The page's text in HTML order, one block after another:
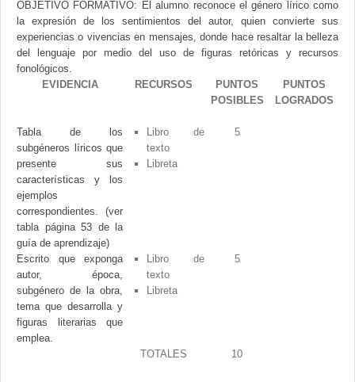
OBJETIVO FORMATIVO: El alumno reconoce el género lírico como
la expresión de los sentimientos del autor, quien convierte sus
experiencias o vivencias en mensajes, donde hace resaltar la belleza
del lenguaje por medio del uso de figuras retóricas y recursos
fonológicos.
EVIDENCIA
RECURSOS
PUNTOS
POSIBLES
PUNTOS
LOGRADOS
Tabla de los
subgéneros líricos que
presente sus
características y los
ejemplos
correspondientes. (ver
tabla página 53 de la
guía de aprendizaje)
Libro de
texto
Libreta
5
Escrito que exponga
autor, época,
subgénero de la obra,
tema que desarrolla y
figuras literarias que
emplea.
Libro de
texto
Libreta
5
TOTALES 10